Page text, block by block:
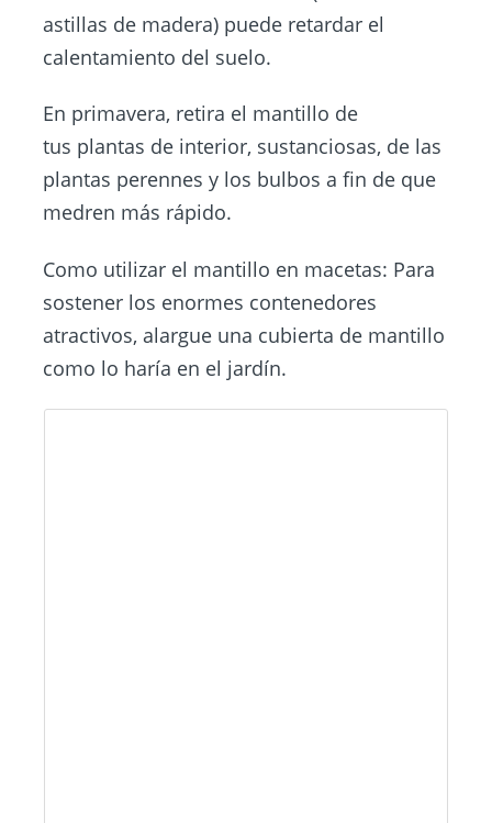
astillas de madera) puede retardar el
calentamiento del suelo.
En primavera, retira el mantillo de
tus plantas de interior, sustanciosas, de las
plantas perennes y los bulbos a fin de que
medren más rápido.
Como utilizar el mantillo en macetas: Para
sostener los enormes contenedores
atractivos, alargue una cubierta de mantillo
como lo haría en el jardín.